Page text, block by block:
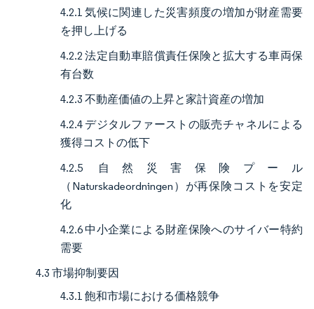
4.2.1 気候に関連した災害頻度の増加が財産需要
を押し上げる
4.2.2 法定自動車賠償責任保険と拡大する車両保
有台数
4.2.3 不動産価値の上昇と家計資産の増加
4.2.4 デジタルファーストの販売チャネルによる
獲得コストの低下
4.2.5 自然災害保険プール
（Naturskadeordningen）が再保険コストを安定
化
4.2.6 中小企業による財産保険へのサイバー特約
需要
4.3 市場抑制要因
4.3.1 飽和市場における価格競争